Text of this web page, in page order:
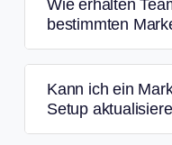
Wie erhalten
bestimmten
Kann ich ein
Setup